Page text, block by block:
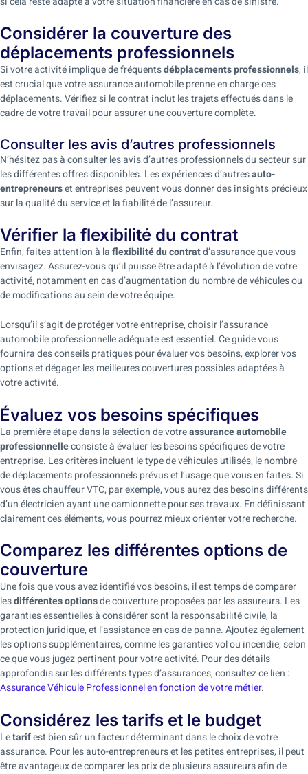
Considérer la couverture des
déplacements professionnels
Si votre activité implique de fréquentsdébplacements professionnels, il
est crucial que votre assurance automobile prenne en charge ces
déplacements. Vérifiez si le contrat inclut les trajets effectués dans le
cadre de votre travail pour assurer une couverture complète.
Consulter les avis d’autres professionnels
N’hésitez pas à consulter les avis d’autres professionnels du secteur sur
les différentes offres disponibles. Les expériences d’autresauto-
entrepreneurset entreprises peuvent vous donner des insights précieux
sur la qualité du service et la fiabilité de l’assureur.
Vérifier la flexibilité du contrat
Enfin, faites attention à laflexibilité du contratd’assurance que vous
envisagez. Assurez-vous qu’il puisse être adapté à l’évolution de votre
activité, notamment en cas d’augmentation du nombre de véhicules ou
de modifications au sein de votre équipe.
Lorsqu’il s’agit de protéger votre entreprise, choisir l’assurance
automobile professionnelle adéquate est essentiel. Ce guide vous
fournira des conseils pratiques pour évaluer vos besoins, explorer vos
options et dégager les meilleures couvertures possibles adaptées à
votre activité.
Évaluez vos besoins spécifiques
La première étape dans la sélection de votreassurance automobile
professionnelleconsiste à évaluer les besoins spécifiques de votre
entreprise. Les critères incluent le type de véhicules utilisés, le nombre
de déplacements professionnels prévus et l’usage que vous en faites. Si
vous êtes chauffeur VTC, par exemple, vous aurez des besoins différents
d’un électricien ayant une camionnette pour ses travaux. En définissant
clairement ces éléments, vous pourrez mieux orienter votre recherche.
Comparez les différentes options de
couverture
Une fois que vous avez identifié vos besoins, il est temps de comparer
lesdifférentes optionsde couverture proposées par les assureurs. Les
garanties essentielles à considérer sont la responsabilité civile, la
protection juridique, et l’assistance en cas de panne. Ajoutez également
les options supplémentaires, comme les garanties vol ou incendie, selon
ce que vous jugez pertinent pour votre activité. Pour des détails
approfondis sur les différents types d’assurances, consultez ce lien :
Assurance Véhicule Professionnel en fonction de votre métier.
Considérez les tarifs et le budget
Letarifest bien sûr un facteur déterminant dans le choix de votre
assurance. Pour les auto-entrepreneurs et les petites entreprises, il peut
être avantageux de comparer les prix de plusieurs assureurs afin de